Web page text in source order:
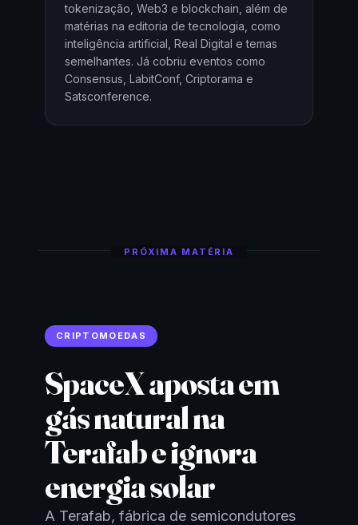
tokenização, Web3 e blockchain, além de
matérias na editoria de tecnologia, como
inteligência artificial, Real Digital e temas
semelhantes. Já cobriu eventos como
Consensus, LabitConf, Criptorama e
Satsconference.
PRÓXIMA MATÉRIA
CRIPTOMOEDAS
SpaceX aposta em
gás natural na
Terafab e ignora
energia solar
A Terafab, fábrica de semicondutores